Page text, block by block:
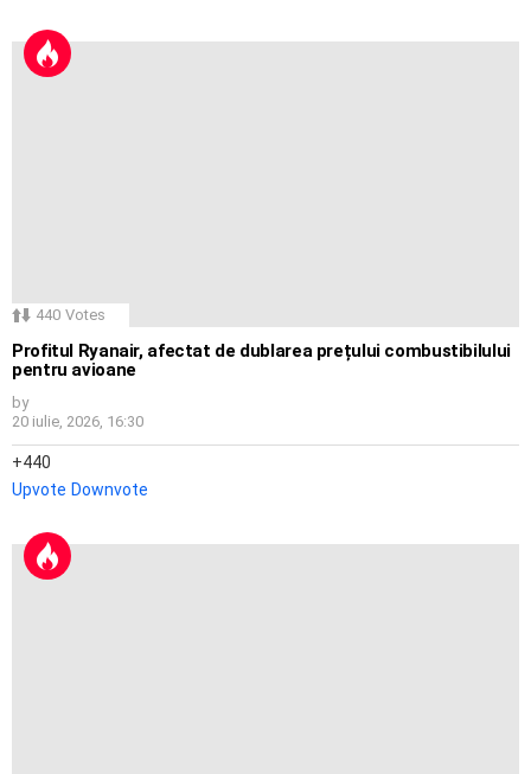
440 Votes
Profitul Ryanair, afectat de dublarea prețului combustibilului
pentru avioane
by
20 iulie, 2026, 16:30
440
Upvote Downvote